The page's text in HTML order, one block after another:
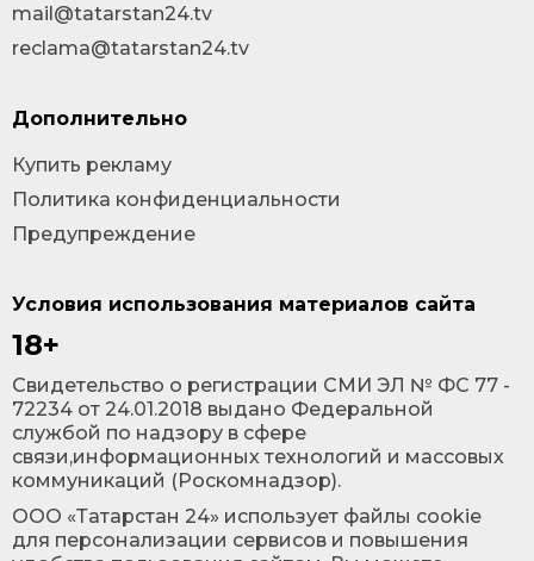
Условия использования материалов сайта
18+
Cвидетельство о регистрации СМИ ЭЛ № ФС 77 -
72234 от 24.01.2018 выдано Федеральной
службой по надзору в сфере
связи,информационных технологий и массовых
коммуникаций (Роскомнадзор).
ООО «Татарстан 24» использует файлы cookie
для персонализации сервисов и повышения
mail@tatarstan24.tv
reclama@tatarstan24.tv
Дополнительно
Купить рекламу
Политика конфиденциальности
Предупреждение